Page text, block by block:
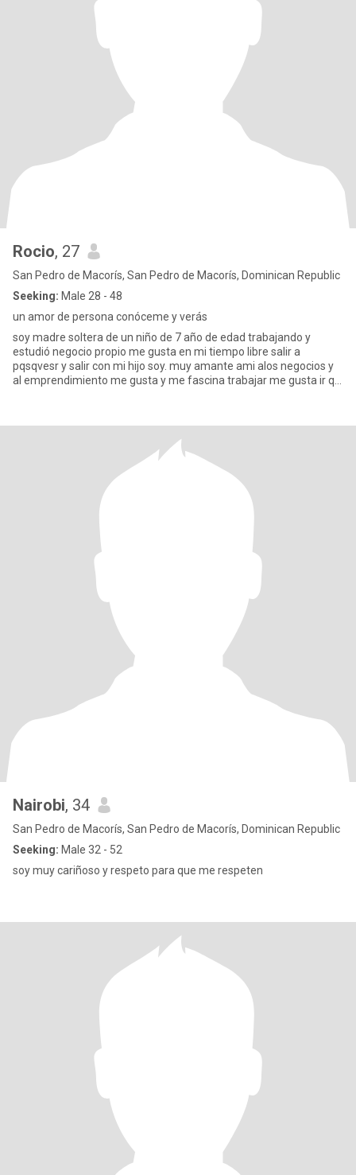
Rocio, 27
San Pedro de Macorís, San Pedro de Macorís, Dominican Republic
Seeking: Male 28 - 48
un amor de persona conóceme y verás
soy madre soltera de un niño de 7 año de edad trabajando y
estudió negocio propio me gusta en mi tiempo libre salir a
pqsqvesr y salir con mi hijo soy. muy amante ami alos negocios y
al emprendimiento me gusta y me fascina trabajar me gusta ir ql
Nairobi, 34
San Pedro de Macorís, San Pedro de Macorís, Dominican Republic
Seeking: Male 32 - 52
soy muy cariñoso y respeto para que me respeten